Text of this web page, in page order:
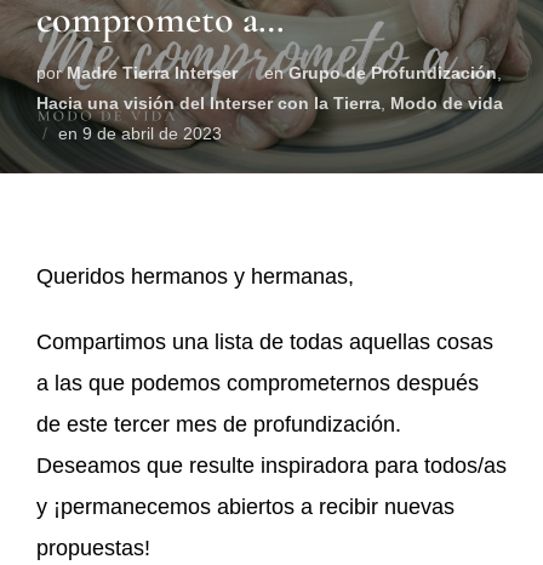
comprometo a…
porMadre Tierra Interser enGrupo de Profundización,
Hacia una visión del Interser con la Tierra, Modo de vida
en 9 de abril de 2023
Queridos hermanos y hermanas,
Compartimos una lista de todas aquellas cosas
a las que podemos comprometernos después
de este tercer mes de profundización.
Deseamos que resulte inspiradora para todos/as
y ¡permanecemos abiertos a recibir nuevas
propuestas!